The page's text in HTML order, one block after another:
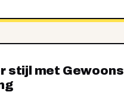
stijl met